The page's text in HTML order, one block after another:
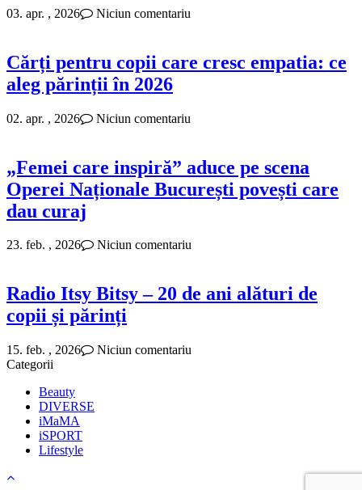
03. apr. , 2026 Niciun comentariu
Cărți pentru copii care cresc empatia: ce
aleg părinții în 2026
02. apr. , 2026 Niciun comentariu
„Femei care inspiră” aduce pe scena
Operei Naționale București povești care
dau curaj
23. feb. , 2026 Niciun comentariu
Radio Itsy Bitsy – 20 de ani alături de
copii și părinți
15. feb. , 2026
Niciun comentariu
Categorii
Beauty
DIVERSE
iMaMA
iSPORT
Lifestyle